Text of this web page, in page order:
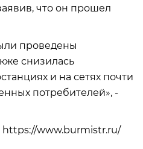
что он прошел
проведены
снизилась
и на сетях почти
потребителей», -
https://www.burmistr.ru/